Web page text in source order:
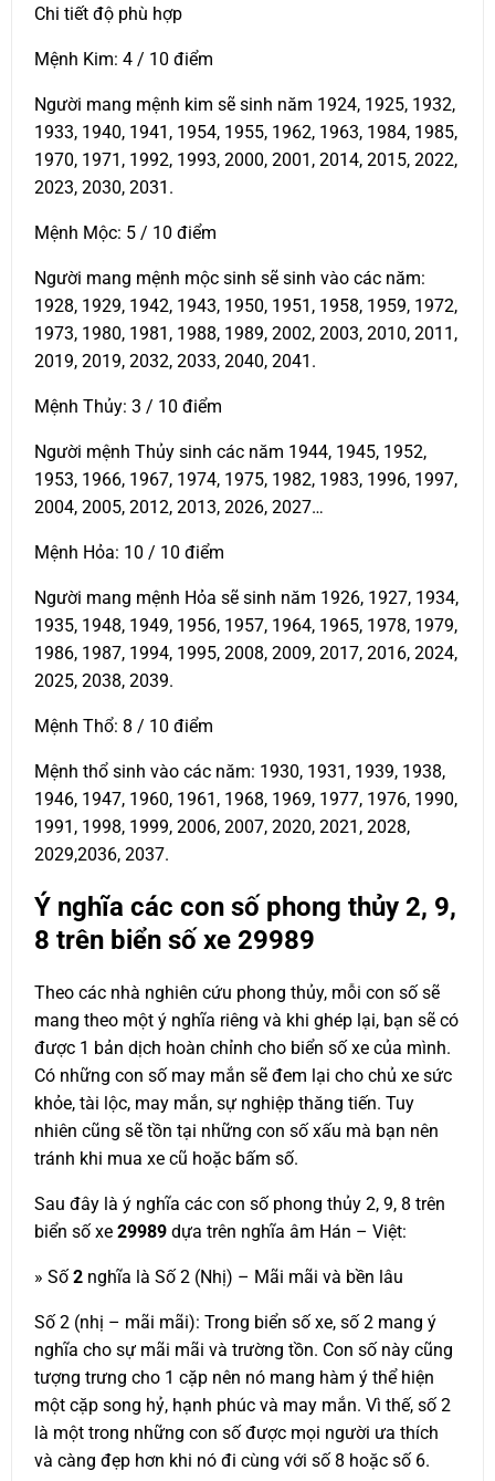
Chi tiết độ phù hợp
Mệnh Kim: 4 / 10 điểm
Người mang mệnh kim sẽ sinh năm 1924, 1925, 1932,
1933, 1940, 1941, 1954, 1955, 1962, 1963, 1984, 1985,
1970, 1971, 1992, 1993, 2000, 2001, 2014, 2015, 2022,
2023, 2030, 2031.
Mệnh Mộc: 5 / 10 điểm
Người mang mệnh mộc sinh sẽ sinh vào các năm:
1928, 1929, 1942, 1943, 1950, 1951, 1958, 1959, 1972,
1973, 1980, 1981, 1988, 1989, 2002, 2003, 2010, 2011,
2019, 2019, 2032, 2033, 2040, 2041.
Mệnh Thủy: 3 / 10 điểm
Người mệnh Thủy sinh các năm 1944, 1945, 1952,
1953, 1966, 1967, 1974, 1975, 1982, 1983, 1996, 1997,
2004, 2005, 2012, 2013, 2026, 2027…
Mệnh Hỏa: 10 / 10 điểm
Người mang mệnh Hỏa sẽ sinh năm 1926, 1927, 1934,
1935, 1948, 1949, 1956, 1957, 1964, 1965, 1978, 1979,
1986, 1987, 1994, 1995, 2008, 2009, 2017, 2016, 2024,
2025, 2038, 2039.
Mệnh Thổ: 8 / 10 điểm
Mệnh thổ sinh vào các năm: 1930, 1931, 1939, 1938,
1946, 1947, 1960, 1961, 1968, 1969, 1977, 1976, 1990,
1991, 1998, 1999, 2006, 2007, 2020, 2021, 2028,
2029,2036, 2037.
Ý nghĩa các con số phong thủy 2, 9,
8 trên biển số xe 29989
Theo các nhà nghiên cứu phong thủy, mỗi con số sẽ
mang theo một ý nghĩa riêng và khi ghép lại, bạn sẽ có
được 1 bản dịch hoàn chỉnh cho biển số xe của mình.
Có những con số may mắn sẽ đem lại cho chủ xe sức
khỏe, tài lộc, may mắn, sự nghiệp thăng tiến. Tuy
nhiên cũng sẽ tồn tại những con số xấu mà bạn nên
tránh khi mua xe cũ hoặc bấm số.
Sau đây là ý nghĩa các con số phong thủy 2, 9, 8 trên
biển số xe 29989 dựa trên nghĩa âm Hán – Việt:
» Số2 nghĩa là Số 2 (Nhị) – Mãi mãi và bền lâu
Số 2 (nhị – mãi mãi): Trong biển số xe, số 2 mang ý
nghĩa cho sự mãi mãi và trường tồn. Con số này cũng
tượng trưng cho 1 cặp nên nó mang hàm ý thể hiện
một cặp song hỷ, hạnh phúc và may mắn. Vì thế, số 2
là một trong những con số được mọi người ưa thích
và càng đẹp hơn khi nó đi cùng với số 8 hoặc số 6.